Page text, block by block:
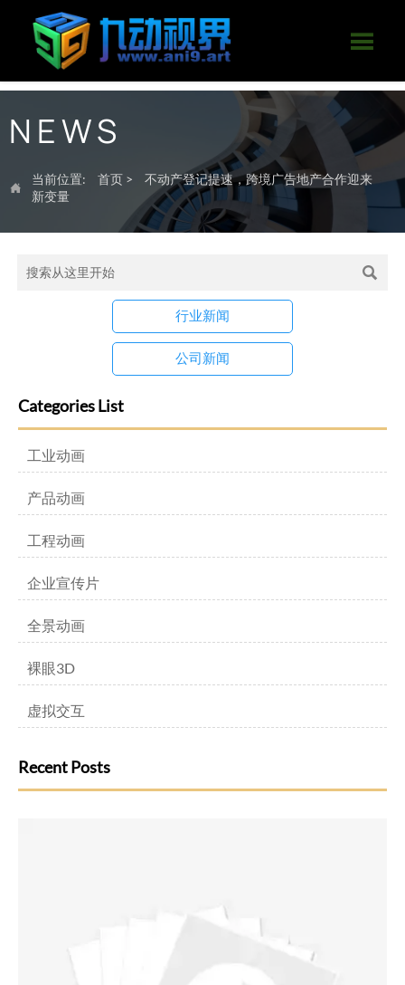

NEWS

当前位置: 首页 >
不动产登记提速，跨境广告地产合作迎来
新变量

行业新闻
公司新闻
Categories List
工业动画
产品动画
工程动画
企业宣传片
全景动画
裸眼3D
虚拟交互
Recent Posts